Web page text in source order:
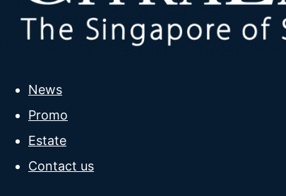
News
Promo
Estate
Contact us